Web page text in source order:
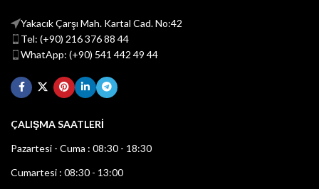
Yakacık Çarşı Mah. Kartal Cad. No:42
Tel: (+90) 216 376 88 44
WhatApp: (+90) 541 442 49 44
ÇALIŞMA SAATLERİ
Pazartesi - Cuma : 08:30 - 18:30
Cumartesi : 08:30 - 13:00